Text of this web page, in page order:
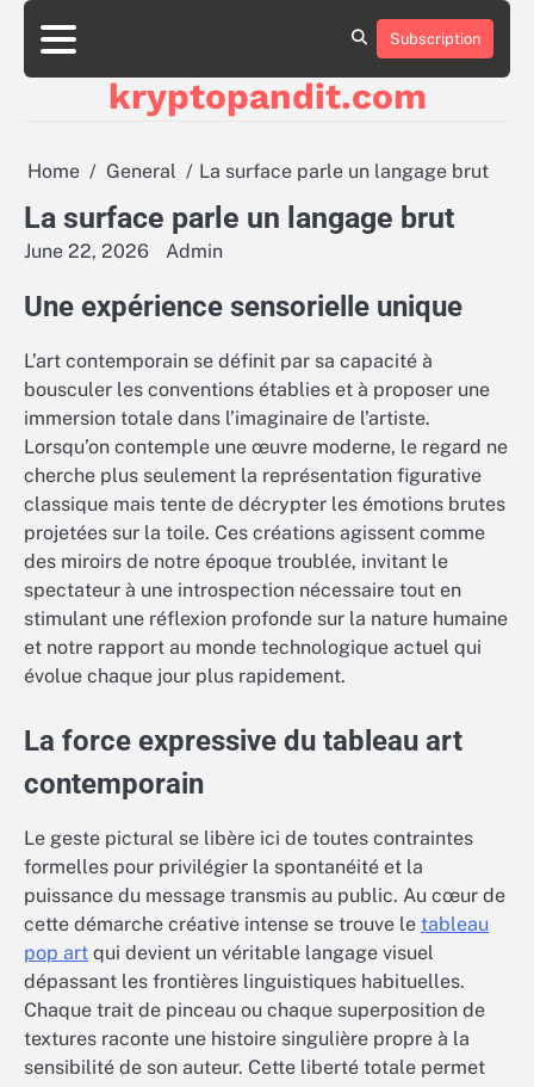
Skip
content
Subscription
kryptopandit.com
Home General La surface parle un langage brut
La surface parle un langage brut
June 22, 2026 Admin
Une expérience sensorielle unique
L’art contemporain se définit par sa capacité à
bousculer les conventions établies et à proposer une
immersion totale dans l’imaginaire de l’artiste.
Lorsqu’on contemple une œuvre moderne, le regard ne
cherche plus seulement la représentation figurative
classique mais tente de décrypter les émotions brutes
projetées sur la toile. Ces créations agissent comme
des miroirs de notre époque troublée, invitant le
spectateur à une introspection nécessaire tout en
stimulant une réflexion profonde sur la nature humaine
et notre rapport au monde technologique actuel qui
évolue chaque jour plus rapidement.
La force expressive du tableau art
contemporain
Le geste pictural se libère ici de toutes contraintes
formelles pour privilégier la spontanéité et la
puissance du message transmis au public. Au cœur de
cette démarche créative intense se trouve le tableau
pop art qui devient un véritable langage visuel
dépassant les frontières linguistiques habituelles.
Chaque trait de pinceau ou chaque superposition de
textures raconte une histoire singulière propre à la
sensibilité de son auteur. Cette liberté totale permet